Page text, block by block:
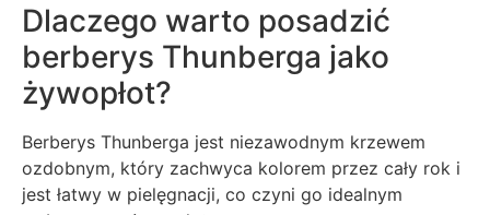
Dlaczego warto posadzić
berberys Thunberga jako
żywopłot?
Berberys Thunberga jest niezawodnym krzewem
ozdobnym, który zachwyca kolorem przez cały rok i
jest łatwy w pielęgnacji, co czyni go idealnym